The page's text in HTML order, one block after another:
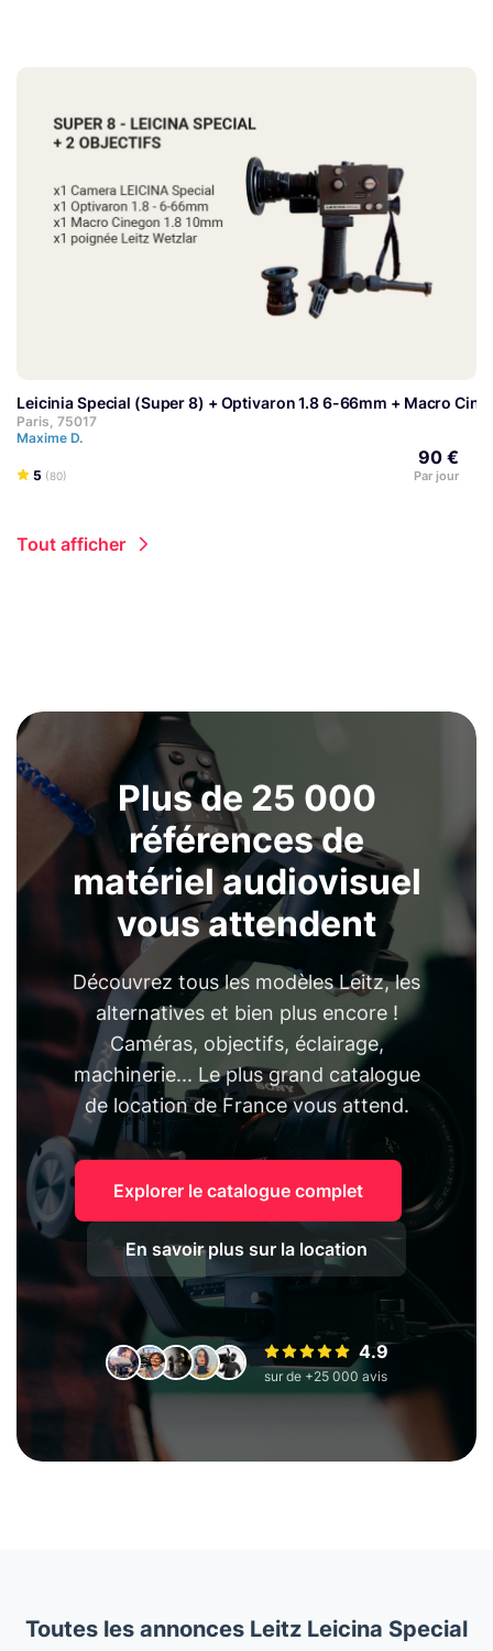
Leicinia Special (Super 8) + Optivaron 1.8 6-66mm + Macro
Paris, 75017
Maxime D.
5 (80)
90 €
Par jour
Tout afficher
Plus de 25 000
références de
matériel audiovisuel
vous attendent
Découvrez tous les modèles Leitz, les
alternatives et bien plus encore !
Caméras, objectifs, éclairage,
machinerie... Le plus grand catalogue
de location de France vous attend.
Explorer le catalogue complet
En savoir plus sur la location
4.9
sur de +25 000 avis
Toutes les annonces Leitz Leicina Special